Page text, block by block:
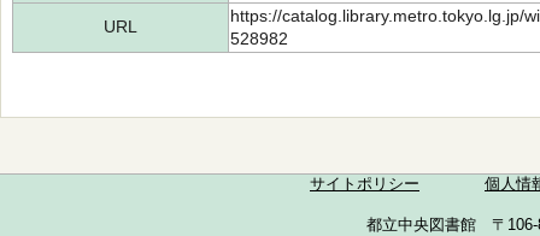
URL
https://catalog.library.metro.tokyo.lg.jp/
528982
サイトポリシー 個人情
都立中央図書館 〒